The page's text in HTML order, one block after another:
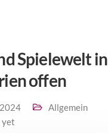
Spielewelt in
offen
Allgemein
yet